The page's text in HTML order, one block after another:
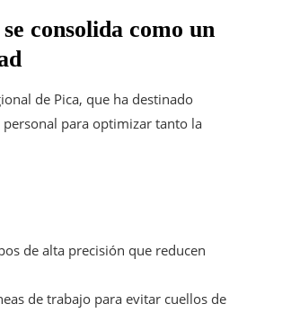
consolida como un
de Pica, que ha destinado
para optimizar tanto la
de alta precisión que reducen
de trabajo para evitar cuellos de